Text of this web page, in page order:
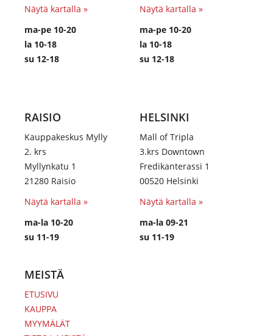
Näytä kartalla »
ma-pe 10-20
la 10-18
su 12-18
Näytä kartalla »
ma-pe 10-20
la 10-18
su 12-18
RAISIO
Kauppakeskus Mylly
2. krs
Myllynkatu 1
21280 Raisio
Näytä kartalla »
ma-la 10-20
su 11-19
HELSINKI
Mall of Tripla
3.krs Downtown
Fredikanterassi 1
00520 Helsinki
Näytä kartalla »
ma-la 09-21
su 11-19
MEISTÄ
ETUSIVU
KAUPPA
MYYMÄLÄT